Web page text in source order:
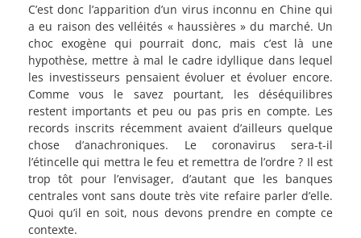
C’est donc l’apparition d’un virus inconnu en Chine qui
a eu raison des velléités « haussières » du marché. Un
choc exogène qui pourrait donc, mais c’est là une
hypothèse, mettre à mal le cadre idyllique dans lequel
les investisseurs pensaient évoluer et évoluer encore.
Comme vous le savez pourtant, les déséquilibres
restent importants et peu ou pas pris en compte. Les
records inscrits récemment avaient d’ailleurs quelque
chose d’anachroniques. Le coronavirus sera-t-il
l’étincelle qui mettra le feu et remettra de l’ordre ? Il est
trop tôt pour l’envisager, d’autant que les banques
centrales vont sans doute très vite refaire parler d’elle.
Quoi qu’il en soit, nous devons prendre en compte ce
contexte.